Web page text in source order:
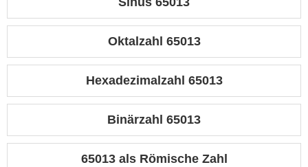
Oktalzahl 65013
Hexadezimalzahl 65013
Binärzahl 65013
65013 als Römische Zahl